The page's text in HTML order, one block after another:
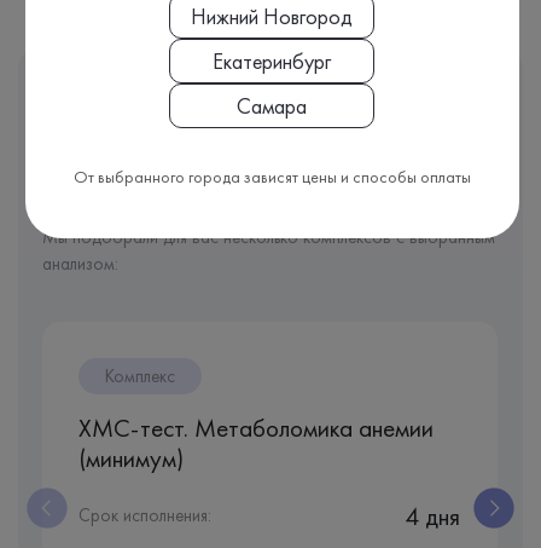
Этот анализ входит
В КОМПЛЕКС
Врачи часто назначают именно комплекс анализов, чтобы
видеть полную картину вашего здоровья.
Мы подобрали для вас несколько комплексов с выбранным
анализом:
Комплекс
ХМС-тест. Метаболомика анемии
(минимум)
Срок исполнения: 4 дня
Нижний Новгород
Екатеринбург
Самара
От выбранного города зависят цены и способы оплаты